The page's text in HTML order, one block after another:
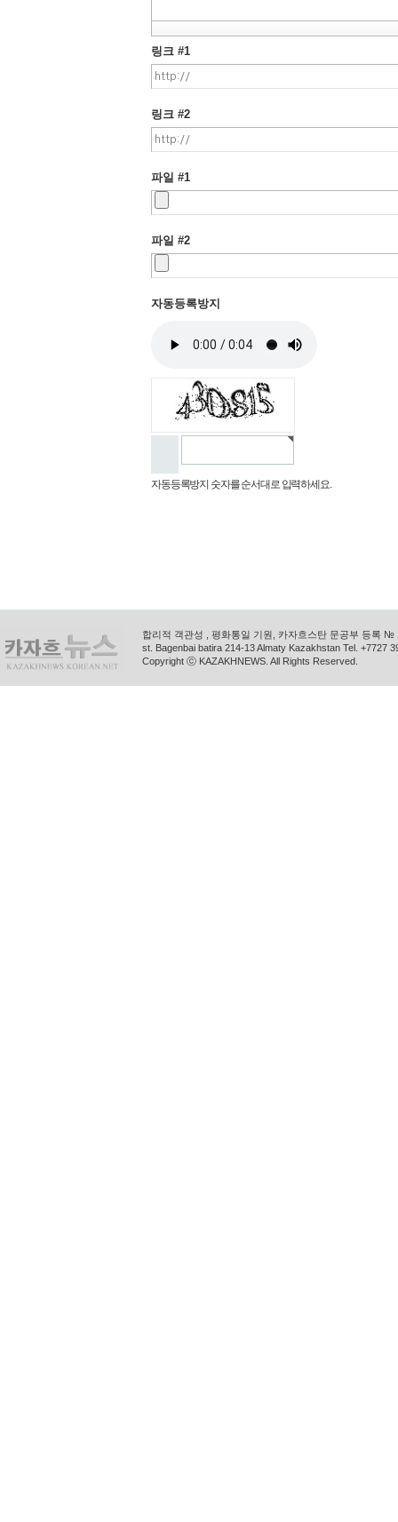
링크 #1
링크 #2
파일 #1
파일 #2
자동등록방지
자동등록방지 숫자를 순서대로 입력하세요.
합리적 객관성 , 평화통일 기원, 카자흐스탄 문공부 등록
st. Bagenbai batira 214-13 Almaty Kazakhstan Tel. +7727
Copyright ⓒ KAZAKHNEWS. All Rights Reserved.